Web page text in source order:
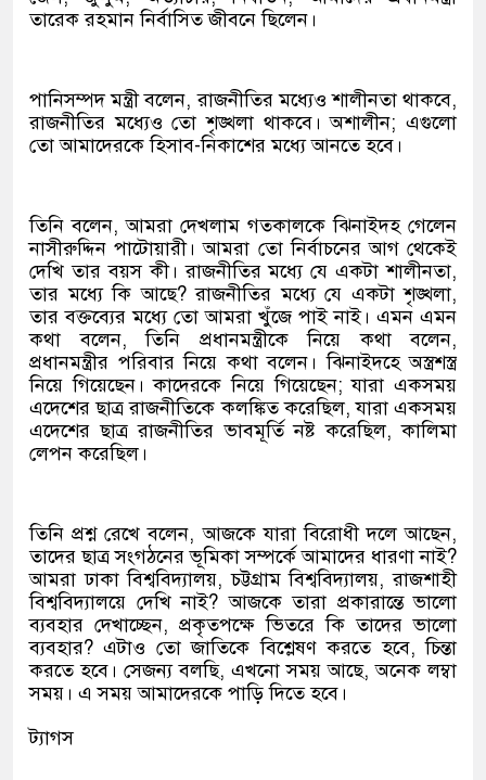
তারেক রহমান নির্বাসিত জীবনে ছিলেন।
পানিসম্পদ মন্ত্রী বলেন, রাজনীতির মধ্যেও শালীনতা থাকবে,
রাজনীতির মধ্যেও তো শৃঙ্খলা থাকবে। অশালীন; এগুলো
তো আমাদেরকে হিসাব-নিকাশের মধ্যে আনতে হবে।
তিনি বলেন, আমরা দেখলাম গতকালকে ঝিনাইদহ গেলেন
নাসীরুদ্দিন পাটোয়ারী। আমরা তো নির্বাচনের আগ থেকেই
দেখি তার বয়স কী। রাজনীতির মধ্যে যে একটা শালীনতা,
তার মধ্যে কি আছে? রাজনীতির মধ্যে যে একটা শৃঙ্খলা,
তার বক্তব্যের মধ্যে তো আমরা খুঁজে পাই নাই। এমন এমন
কথা বলেন, তিনি প্রধানমন্ত্রীকে নিয়ে কথা বলেন,
প্রধানমন্ত্রীর পরিবার নিয়ে কথা বলেন। ঝিনাইদহে অস্ত্রশস্ত্র
নিয়ে গিয়েছেন। কাদেরকে নিয়ে গিয়েছেন; যারা একসময়
এদেশের ছাত্র রাজনীতিকে কলঙ্কিত করেছিল, যারা একসময়
এদেশের ছাত্র রাজনীতির ভাবমূর্তি নষ্ট করেছিল, কালিমা
লেপন করেছিল।
তিনি প্রশ্ন রেখে বলেন, আজকে যারা বিরোধী দলে আছেন,
তাদের ছাত্র সংগঠনের ভূমিকা সম্পর্কে আমাদের ধারণা নাই?
আমরা ঢাকা বিশ্ববিদ্যালয়, চট্টগ্রাম বিশ্ববিদ্যালয়, রাজশাহী
বিশ্ববিদ্যালয়ে দেখি নাই? আজকে তারা প্রকারান্তে ভালো
ব্যবহার দেখাচ্ছেন, প্রকৃতপক্ষে ভিতরে কি তাদের ভালো
ব্যবহার? এটাও তো জাতিকে বিশ্লেষণ করতে হবে, চিন্তা
করতে হবে। সেজন্য বলছি, এখনো সময় আছে, অনেক লম্বা
সময়। এ সময় আমাদেরকে পাড়ি দিতে হবে।
ট্যাগস